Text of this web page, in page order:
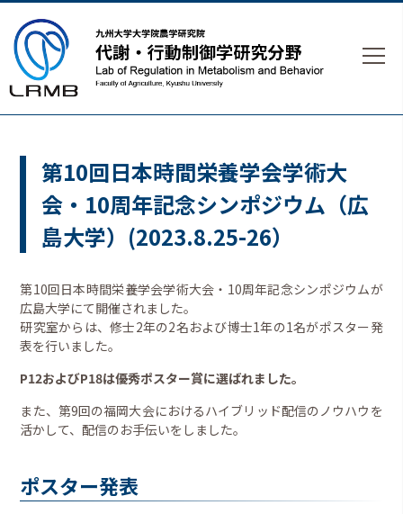
第10回日本時間栄養学会学術大
会・10周年記念シンポジウム（広
島大学）(2023.8.25-26）
第10回日本時間栄養学会学術大会・10周年記念シンポジウムが
広島大学にて開催されました。
研究室からは、修士2年の2名および博士1年の1名がポスター発
表を行いました。
P12およびP18は優秀ポスター賞に選ばれました。
また、第9回の福岡大会におけるハイブリッド配信のノウハウを
活かして、配信のお手伝いをしました。
ポスター発表